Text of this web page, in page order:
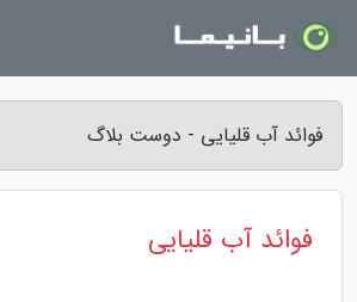
فوائد آب قلیایی - دوست بلاگ
فوائد آب قلیایی